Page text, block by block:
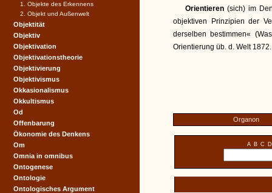
Orientieren (sich) im
objektiven Prinzipien der
derselben bestimmen«
Orientierung üb. d. Welt 1872.
Organon
A B C D
1. Objekte des Erkennens
2. Objekt und Außenwelt
Objektität
Objektiv
Objektivation
Objektivationstheorie
Objektivierung
Objektivismus
Okkasionalismus
Okkultismus
Od
Offenbarung
Ökonomie des Denkens
Om
Omnia in omnibus
Ontogenese
Ontologie
Ontologisches Argument